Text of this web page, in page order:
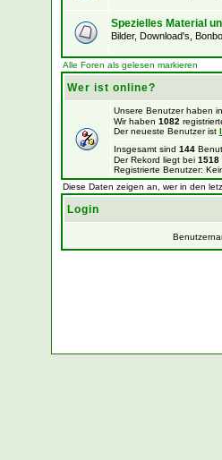
Spezielles Material
Bilder, Download's,
Alle Foren als gelesen markieren
Wer ist online?
Unsere Benutzer haben
Wir haben 1082
Der neueste Benutzer ist
Insgesamt sind 144
Der Rekord liegt bei 1518
Registrierte Benutzer:
Diese Daten zeigen an, wer in den
Login